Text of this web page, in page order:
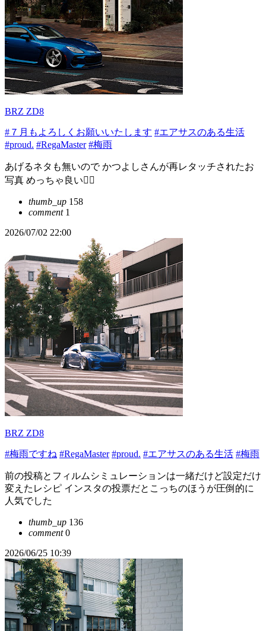
BRZ ZD8
#７月もよろしくお願いいたします #エアサスのある生活
#proud. #RegaMaster #梅雨
あげるネタも無いので かつよしさんが再レタッチされたお
写真 めっちゃ良い🙆‍♀️
thumb_up 158
comment1
2026/07/02 22:00
BRZ ZD8
#梅雨ですね #RegaMaster #proud. #エアサスのある生活 #梅雨
前の投稿とフィルムシミュレーションは一緒だけど設定だけ
変えたレシピ インスタの投票だとこっちのほうが圧倒的に
人気でした
thumb_up 136
comment0
2026/06/25 10:39